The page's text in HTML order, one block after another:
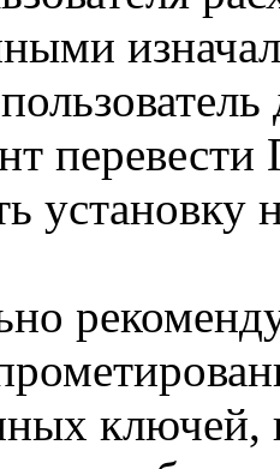
установку
ключей,